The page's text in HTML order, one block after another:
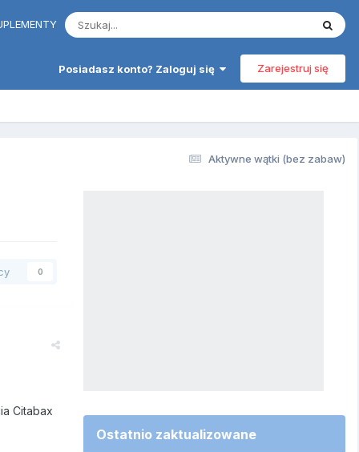
Posiadasz konto? Zaloguj się Zarejestruj się
Aktywne wątki (bez zabaw)
0
Citabax
Ostatnio zaktualizowane